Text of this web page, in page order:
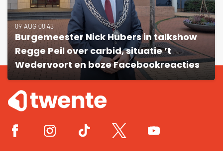
09 AUG 08:43
Burgemeester Nick Hubers in talkshow
Regge Peil over carbid, situatie ’t
Wedervoort en boze Facebookreacties